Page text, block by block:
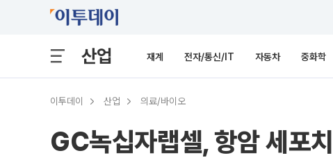
산업 재계 전자/통신/IT 자동차 중화학
이투데이 산업 의료/바이오
GC녹십자랩셀, 항암 세포